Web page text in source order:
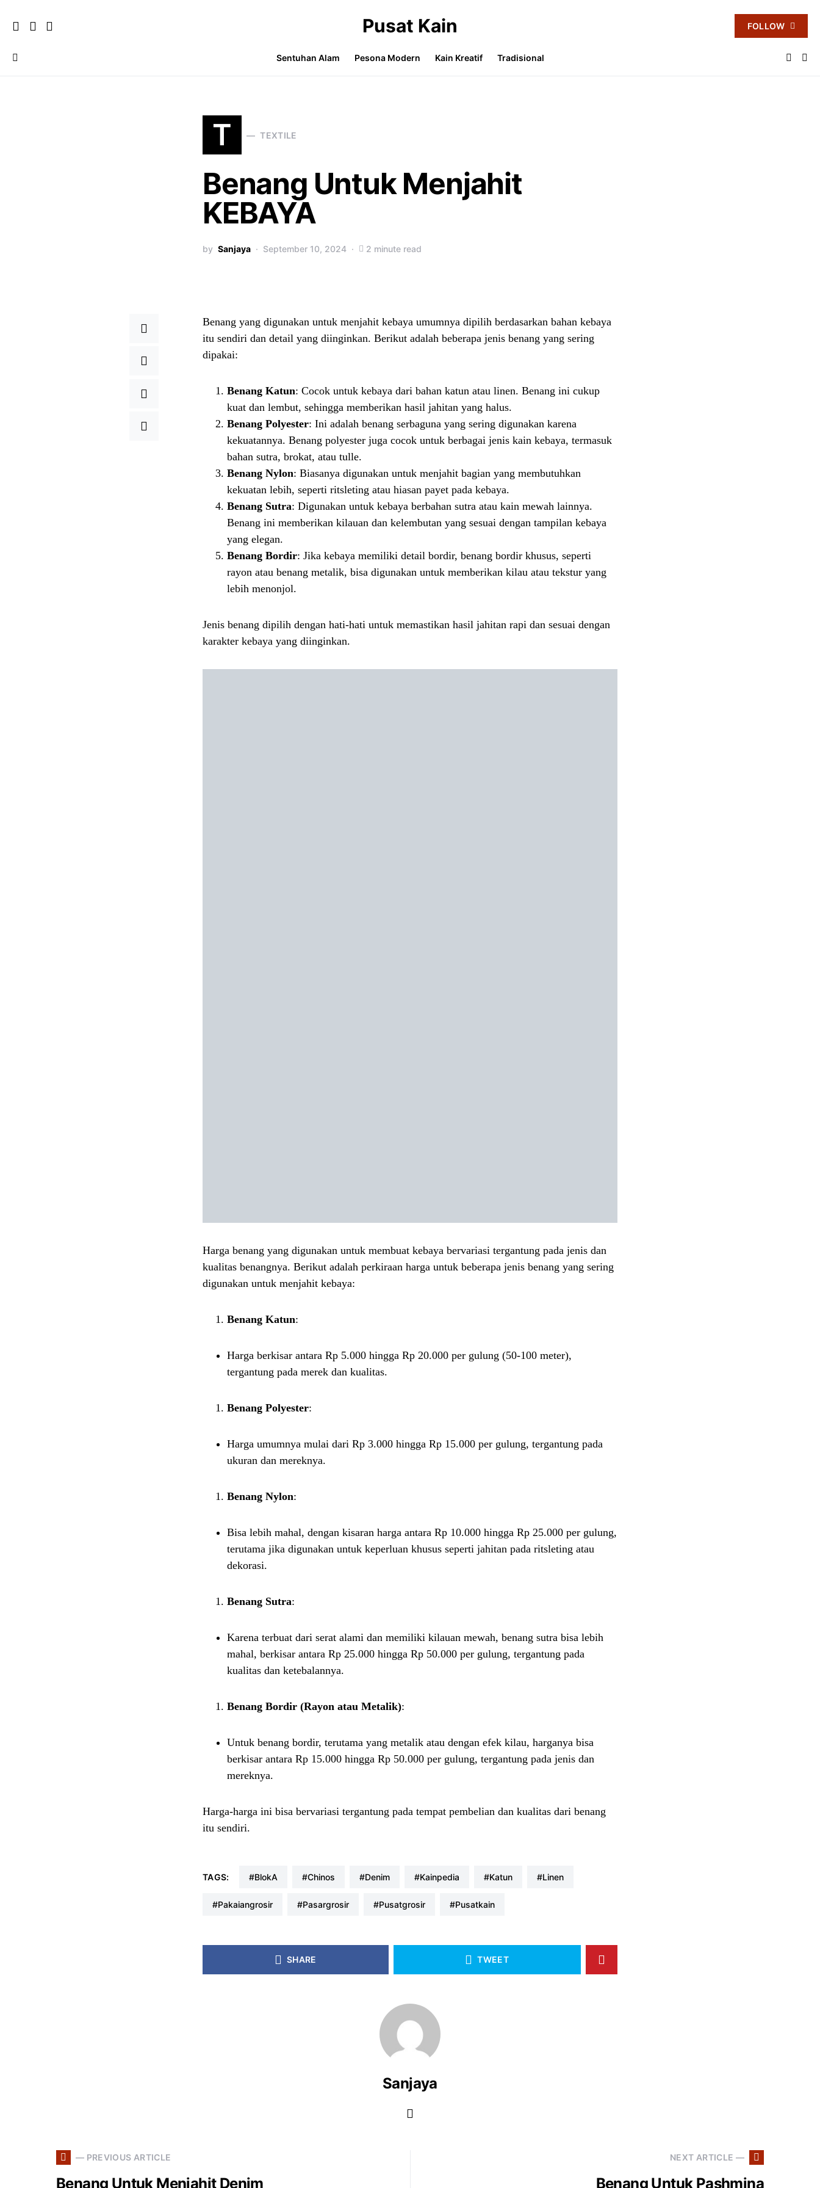
Pusat Kain FOLLOW
Sentuhan Alam Pesona Modern Kain Kreatif Tradisional
T TEXTILE
Benang Untuk Menjahit
KEBAYA
by Sanjaya September 10, 2024 2 minute read
Benang yang digunakan untuk menjahit kebaya umumnya dipilih berdasarkan bahan kebaya
itu sendiri dan detail yang diinginkan. Berikut adalah beberapa jenis benang yang sering
dipakai:
Benang Katun: Cocok untuk kebaya dari bahan katun atau linen. Benang ini cukup
kuat dan lembut, sehingga memberikan hasil jahitan yang halus.
Benang Polyester: Ini adalah benang serbaguna yang sering digunakan karena
kekuatannya. Benang polyester juga cocok untuk berbagai jenis kain kebaya, termasuk
bahan sutra, brokat, atau tulle.
Benang Nylon: Biasanya digunakan untuk menjahit bagian yang membutuhkan
kekuatan lebih, seperti ritsleting atau hiasan payet pada kebaya.
Benang Sutra: Digunakan untuk kebaya berbahan sutra atau kain mewah lainnya.
Benang ini memberikan kilauan dan kelembutan yang sesuai dengan tampilan kebaya
yang elegan.
Benang Bordir: Jika kebaya memiliki detail bordir, benang bordir khusus, seperti
rayon atau benang metalik, bisa digunakan untuk memberikan kilau atau tekstur yang
lebih menonjol.
Jenis benang dipilih dengan hati-hati untuk memastikan hasil jahitan rapi dan sesuai dengan
karakter kebaya yang diinginkan.
Harga benang yang digunakan untuk membuat kebaya bervariasi tergantung pada jenis dan
kualitas benangnya. Berikut adalah perkiraan harga untuk beberapa jenis benang yang sering
digunakan untuk menjahit kebaya:
Benang Katun:
Harga berkisar antara Rp 5.000 hingga Rp 20.000 per gulung (50-100 meter),
tergantung pada merek dan kualitas.
Benang Polyester:
Harga umumnya mulai dari Rp 3.000 hingga Rp 15.000 per gulung, tergantung pada
ukuran dan mereknya.
Benang Nylon:
Bisa lebih mahal, dengan kisaran harga antara Rp 10.000 hingga Rp 25.000 per gulung,
terutama jika digunakan untuk keperluan khusus seperti jahitan pada ritsleting atau
dekorasi.
Benang Sutra:
Karena terbuat dari serat alami dan memiliki kilauan mewah, benang sutra bisa lebih
mahal, berkisar antara Rp 25.000 hingga Rp 50.000 per gulung, tergantung pada
kualitas dan ketebalannya.
Benang Bordir (Rayon atau Metalik):
Untuk benang bordir, terutama yang metalik atau dengan efek kilau, harganya bisa
berkisar antara Rp 15.000 hingga Rp 50.000 per gulung, tergantung pada jenis dan
mereknya.
Harga-harga ini bisa bervariasi tergantung pada tempat pembelian dan kualitas dari benang
itu sendiri.
TAGS: #blokA #chinos #denim #kainpedia #katun #linen
#pakaiangrosir #pasargrosir #pusatgrosir #pusatkain
SHARE TWEET
Sanjaya
— PREVIOUS ARTICLE
Benang Untuk Menjahit Denim
NEXT ARTICLE —
Benang Untuk Pashmina